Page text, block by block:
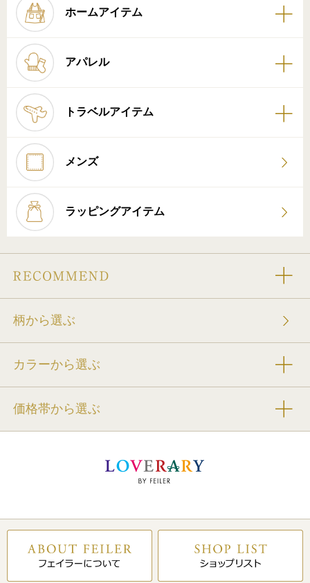
ホームアイテム
アパレル
トラベルアイテム
メンズ
ラッピングアイテム
柄から選ぶ
カラーから選ぶ
価格帯から選ぶ